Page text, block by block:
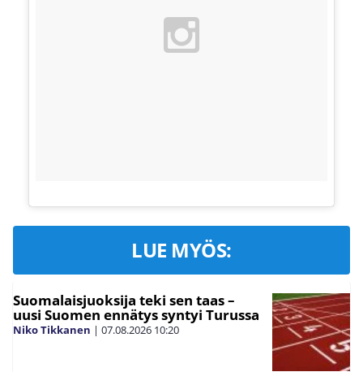
LUE MYÖS:
Suomalaisjuoksija teki sen taas –
uusi Suomen ennätys syntyi Turussa
Niko Tikkanen | 07.08.2026 10:20